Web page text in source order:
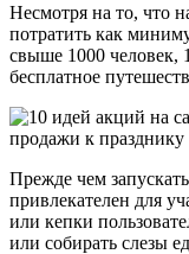
Несмотря на то, что
потратить как
свыше 1000 человек,
бесплатное
Прежде чем
привлекателен для
или кепки
или собирать слезы